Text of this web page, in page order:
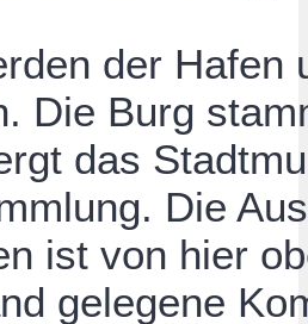
der Hafen
Die Burg
das
Die
ist von hier
gelegene